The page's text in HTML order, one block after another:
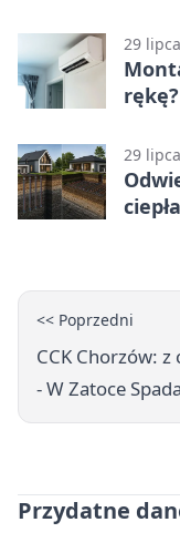
29
29
<< Poprzedni
CCK Chorzów: z
- W Zatoce
Przydatne